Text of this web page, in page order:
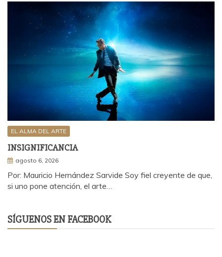
EL ALMA DEL ARTE
INSIGNIFICANCIA
agosto 6, 2026
Por: Mauricio Hernández Sarvide Soy fiel creyente de que,
si uno pone atención, el arte…
SÍGUENOS EN FACEBOOK